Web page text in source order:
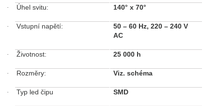
· Úhel svitu: 140° x 70°
· Vstupní napětí:
50 – 60 Hz, 220 – 240 V
AC
· Životnost: 25 000 h
· Rozměry: Viz. schéma
· Typ led čipu SMD